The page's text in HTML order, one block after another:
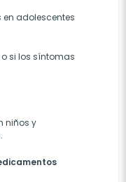
en adolescentes
si los síntomas
niños y